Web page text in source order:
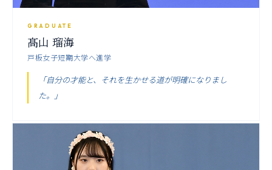
GRADUATE
髙山 瑠海
戸板女子短期大学へ進学
「自分の才能と、それを生かせる道が明確になりまし
た。」